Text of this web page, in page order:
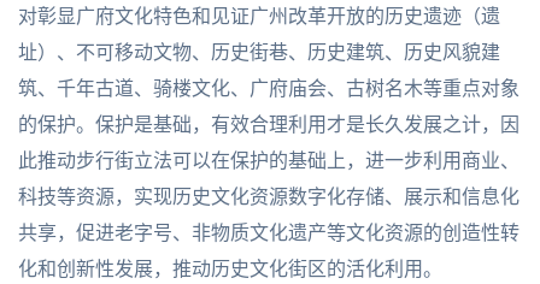
对彰显广府文化特色和见证广州改革开放的历史遗迹（遗
址）、不可移动文物、历史街巷、历史建筑、历史风貌建
筑、千年古道、骑楼文化、广府庙会、古树名木等重点对象
的保护。保护是基础，有效合理利用才是长久发展之计，因
此推动步行街立法可以在保护的基础上，进一步利用商业、
科技等资源，实现历史文化资源数字化存储、展示和信息化
共享，促进老字号、非物质文化遗产等文化资源的创造性转
化和创新性发展，推动历史文化街区的活化利用。